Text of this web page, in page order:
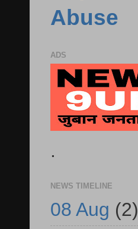
Abuse
ADS
.
NEWS TIMELINE
08 Aug (2)